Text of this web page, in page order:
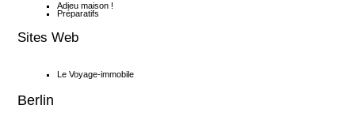
Adieu maison !
Préparatifs
Sites Web
Le Voyage-immobile
Berlin